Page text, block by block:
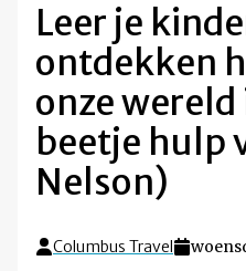
Leer je
ontdekken
onze
beetje hulp
Nelson)
Columbus Travel